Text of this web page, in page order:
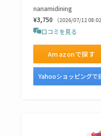
nanamidining
¥3,750
（2026/07/12
口コミを見る
Amazonで探す
Yahooショッピングで